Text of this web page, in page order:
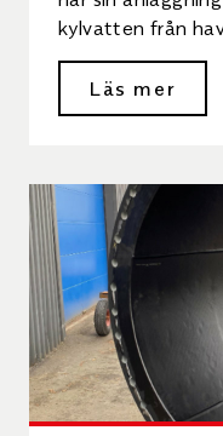
kylvatten från
kylmedia i […]
Läs mer